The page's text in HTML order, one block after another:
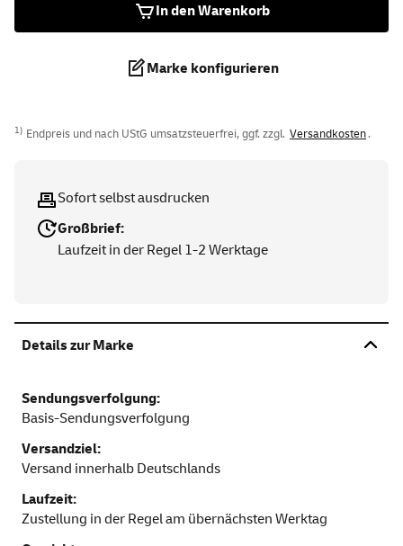
In den Warenkorb
Marke konfigurieren
1) Endpreis und nach UStG umsatzsteuerfrei, ggf. zzgl. Versandkosten.
Sofort selbst ausdrucken
Großbrief:
Laufzeit in der Regel 1-2 Werktage
Details zur Marke
Sendungsverfolgung:
Basis-Sendungsverfolgung
Versandziel:
Versand innerhalb Deutschlands
Laufzeit:
Zustellung in der Regel am übernächsten Werktag